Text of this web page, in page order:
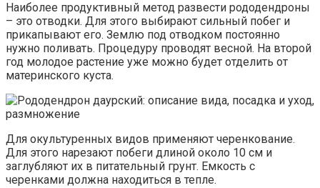
Наиболее продуктивный метод развести рододендроны
– это отводки. Для этого выбирают сильный побег и
прикапывают его. Землю под отводком постоянно
нужно поливать. Процедуру проводят весной. На второй
год молодое растение уже можно будет отделить от
материнского куста.
Для окультуренных видов применяют черенкование.
Для этого нарезают побеги длиной около 10 см и
заглубляют их в питательный грунт. Емкость с
черенками должна находиться в тепле.